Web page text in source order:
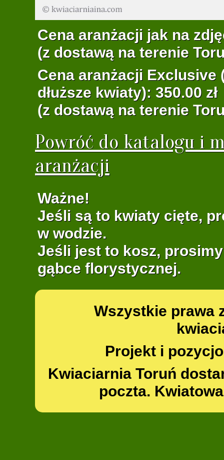
Cena aranżacji jak na
(z dostawą na terenie
Cena aranżacji
dłuższe kwiaty): 350.00 zł
(z dostawą na terenie
Powróć do katalogu i
aranżacji
Ważne!
Jeśli są to kwiaty cięte,
w wodzie.
Jeśli jest to kosz,
gąbce florystycznej.
Wszystkie prawa
Projekt i
Kwiaciarnia Toruń
poczta.